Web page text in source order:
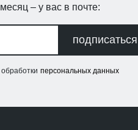
– у вас в почте:
подписаться
персональных данных